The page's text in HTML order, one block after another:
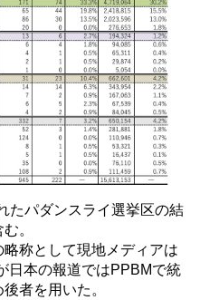
たパダンスライ選挙区の結
。
称として現地メディアは
日本の報道ではPPBMで統
者を用いた。